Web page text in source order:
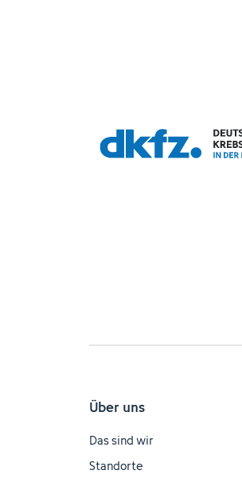
Über uns
Das sind wir
Standorte